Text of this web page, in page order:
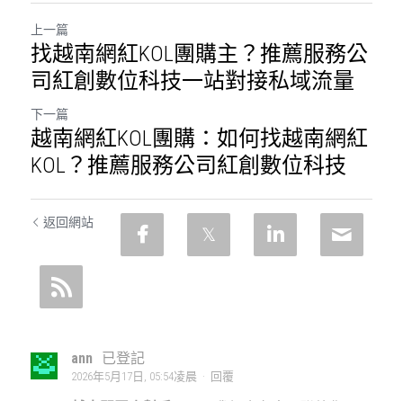
上一篇
找越南網紅KOL團購主？推薦服務公
司紅創數位科技一站對接私域流量
下一篇
越南網紅KOL團購：如何找越南網紅
KOL？推薦服務公司紅創數位科技
返回網站
ann 已登記
2026年5月17日, 05:54凌晨 · 回覆